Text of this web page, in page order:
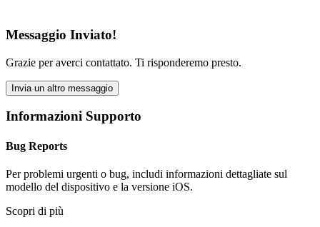
Messaggio Inviato!
Grazie per averci contattato. Ti risponderemo presto.
Invia un altro messaggio
Informazioni Supporto
Bug Reports
Per problemi urgenti o bug, includi informazioni dettagliate sul
modello del dispositivo e la versione iOS.
Scopri di più